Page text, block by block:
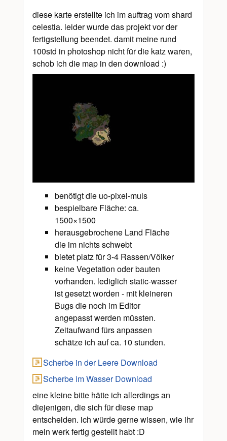
diese karte erstellte ich im auftrag vom shard
celestia. leider wurde das projekt vor der
fertigstellung beendet. damit meine rund
100std in photoshop nicht für die katz waren,
schob ich die map in den download :)
benötigt die uo-pixel-muls
bespielbare Fläche: ca.
1500×1500
herausgebrochene Land Fläche
die im nichts schwebt
bietet platz für 3-4 Rassen/Völker
keine Vegetation oder bauten
vorhanden. lediglich static-wasser
ist gesetzt worden - mit kleineren
Bugs die noch im Editor
angepasst werden müssten.
Zeitaufwand fürs anpassen
schätze ich auf ca. 10 stunden.
Scherbe in der Leere Download
Scherbe im Wasser Download
eine kleine bitte hätte ich allerdings an
diejenigen, die sich für diese map
entscheiden. ich würde gerne wissen, wie ihr
mein werk fertig gestellt habt :D